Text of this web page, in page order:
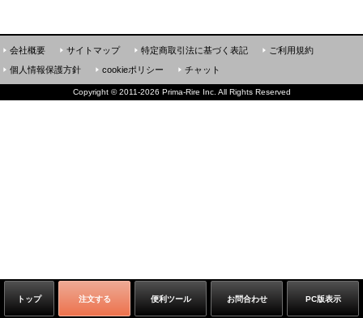
トップ 注文する 便利ツール お問合わせ PC版表示
会社概要 サイトマップ 特定商取引法に基づく表記
ご利用規約
個人情報保護方針
cookieポリシー チャット
Copyright ©2011-2026 Prima-Rire Inc. All Rights Reserved